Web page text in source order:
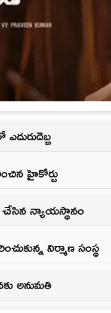
హైకోర్టు
చేసిన న్యాయస్థానం
నిర్మాణ సంస్థ
అనుమతి